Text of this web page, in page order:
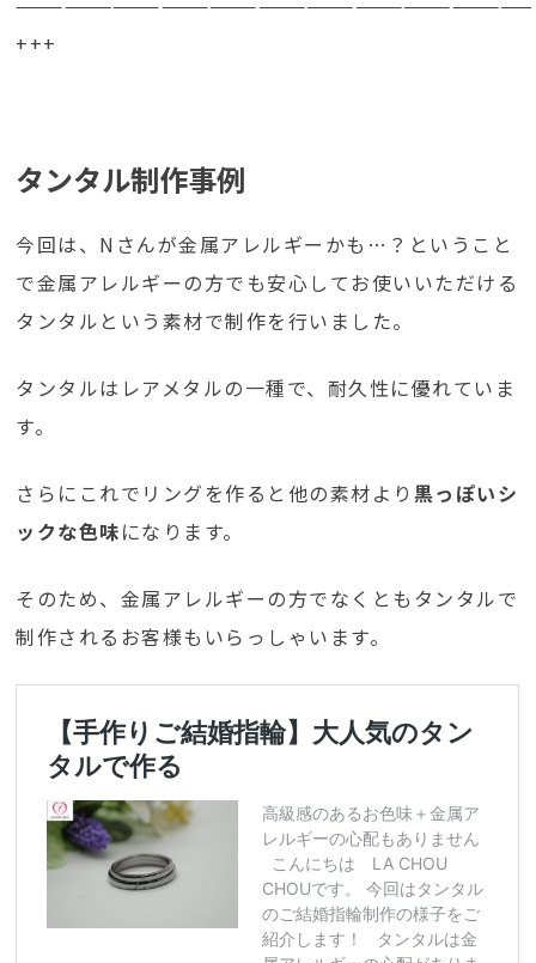
+++
タンタル制作事例
今回は、Nさんが金属アレルギーかも…？ということ
で金属アレルギーの方でも安心してお使いいただける
タンタルという素材で制作を行いました。
タンタルはレアメタルの一種で、耐久性に優れていま
す。
さらにこれでリングを作ると他の素材より 黒っぽいシ
ックな色味になります。
そのため、金属アレルギーの方でなくともタンタルで
制作されるお客様もいらっしゃいます。